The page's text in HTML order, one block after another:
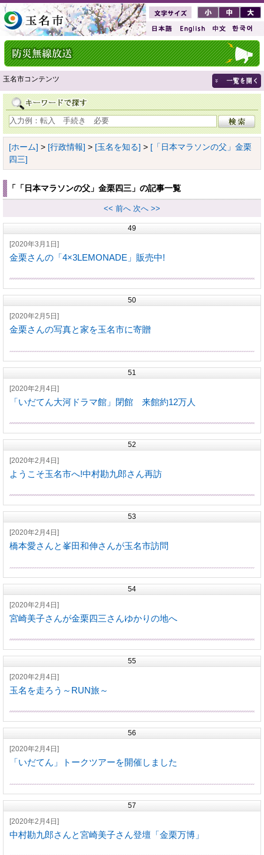
玉名市コンテンツ
[ホーム] > [行政情報] > [玉名を知る] > [「日本マラソンの父」金栗
四三]
「「日本マラソンの父」金栗四三」の記事一覧
<< 前へ 次へ >>
49
[2020年3月1日]
金栗さんの「4×3LEMONADE」販売中!
50
[2020年2月5日]
金栗さんの写真と家を玉名市に寄贈
51
[2020年2月4日]
「いだてん大河ドラマ館」閉館 来館約12万人
52
[2020年2月4日]
ようこそ玉名市へ!中村勘九郎さん再訪
53
[2020年2月4日]
橋本愛さんと峯田和伸さんが玉名市訪問
54
[2020年2月4日]
宮崎美子さんが金栗四三さんゆかりの地へ
55
[2020年2月4日]
玉名を走ろう～RUN旅～
56
[2020年2月4日]
「いだてん」トークツアーを開催しました
57
[2020年2月4日]
中村勘九郎さんと宮崎美子さん登壇「金栗万博」